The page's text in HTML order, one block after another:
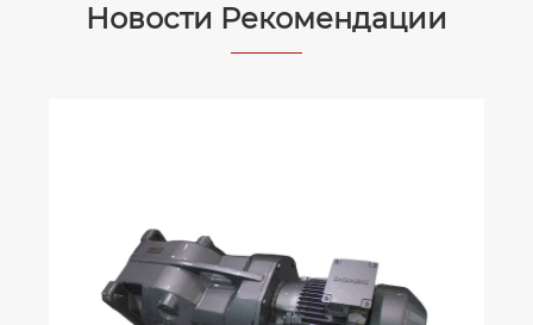
Новости Рекомендации